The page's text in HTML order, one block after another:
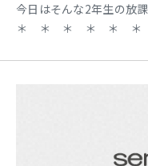
今日はそんな2年生の
＊ ＊ ＊ ＊ ＊ ＊